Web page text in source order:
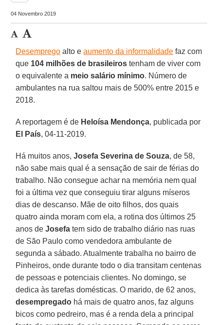
04 Novembro 2019
Desemprego alto eaumento da informalidade faz com
que 104 milhões de brasileiros tenham de viver com
o equivalente a meio salário mínimo. Número de
ambulantes na rua saltou mais de 500% entre 2015 e
2018.
A reportagem é de Heloísa Mendonça, publicada por
El País, 04-11-2019.
Há muitos anos,Josefa Severina de Souza, de 58,
não sabe mais qual é a sensação de sair de férias do
trabalho. Não consegue achar na memória nem qual
foi a última vez que conseguiu tirar alguns míseros
dias de descanso. Mãe de oito filhos, dos quais
quatro ainda moram com ela, a rotina dos últimos 25
anos deJosefa tem sido de trabalho diário nas ruas
de São Paulo como vendedora ambulante de
segunda a sábado. Atualmente trabalha no bairro de
Pinheiros, onde durante todo o dia transitam centenas
de pessoas e potenciais clientes. No domingo, se
dedica às tarefas domésticas. O marido, de 62 anos,
desempregado há mais de quatro anos, faz alguns
bicos como pedreiro, mas é a renda dela a principal